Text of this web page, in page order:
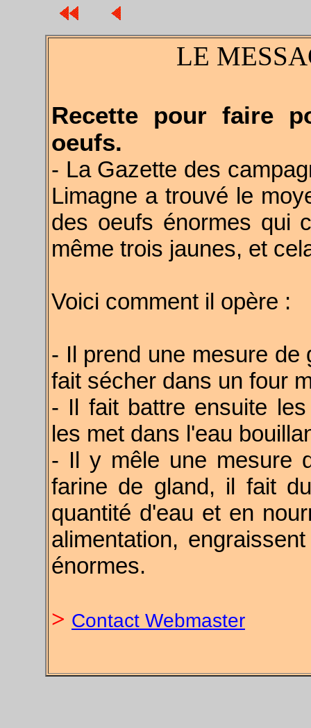
LE
Recette pour faire
oeufs.
- La Gazette des
Limagne a trouvé le
des oeufs énormes qui
même trois jaunes, et
Voici comment il opère :
- Il prend une mesure de
fait sécher dans un four
- Il fait battre ensuite
les met dans l'eau
- Il y mêle une mesure
farine de gland, il fait
quantité d'eau et en
alimentation,
énormes.
> Contact Webmaster